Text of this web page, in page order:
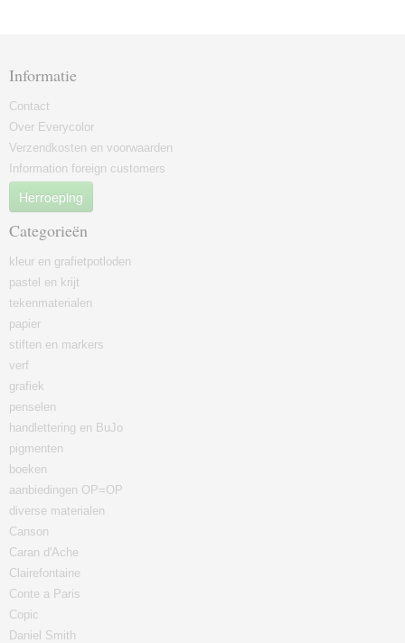
Informatie
Contact
Over Everycolor
Verzendkosten en voorwaarden
Information foreign customers
Herroeping
Categorieën
kleur en grafietpotloden
pastel en krijt
tekenmaterialen
papier
stiften en markers
verf
grafiek
penselen
handlettering en BuJo
pigmenten
boeken
aanbiedingen OP=OP
diverse materialen
Canson
Caran d'Ache
Clairefontaine
Conte a Paris
Copic
Daniel Smith